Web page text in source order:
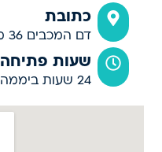
כתובת
דם המכבים 36 מודיעין מכבים רעות
שעות פתיחה
24 שעות ביממה